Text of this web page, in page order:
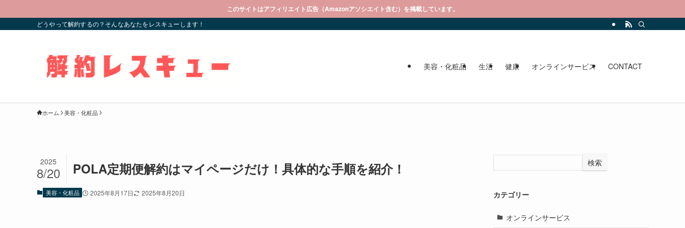
このサイトはアフィリエイト広告（Amazonアソシエイト含む）を掲載しています。
どうやって解約するの？そんなあなたをレスキューします！
美容・化粧品 生活 健康 オンラインサービス CONTACT
ホーム 美容・化粧品
POLA定期便解約はマイページだけ！具体的な手順を紹介！
2025
8/20
美容・化粧品 2025年8月17日 2025年8月20日
検索
カテゴリー
オンラインサービス